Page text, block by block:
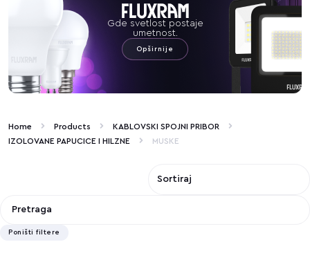
Gde svetlost postaje
umetnost.
Opširnije
Home Products
KABLOVSKI SPOJNI PRIBOR
IZOLOVANE PAPUCICE I HILZNE
MUSKE
Poništi filtere